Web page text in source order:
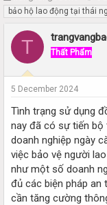
h
r
e
d
a
r
e
r
t
a
r
bảo hộ lao động tại thái
T Thất Phẩm
5 December 2024
Tình trạng sử dụng
nay đã có sự tiến bộ
doanh nghiệp ngày
việc bảo vệ người
như một số doanh
đủ các biện pháp an
cần tăng cường